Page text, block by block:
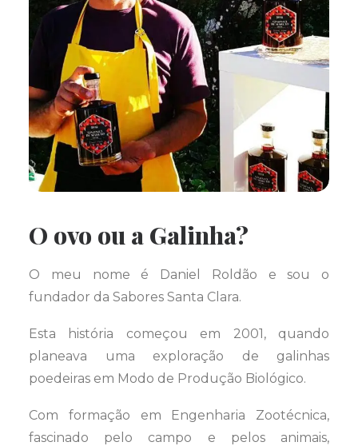
O ovo ou a Galinha?
O meu nome é Daniel Roldão e sou o
fundador da Sabores Santa Clara.
Esta história começou em 2001, quando
planeava uma exploração de galinhas
poedeiras em Modo de Produção Biológico.
Com formação em Engenharia Zootécnica,
fascinado pelo campo e pelos animais,